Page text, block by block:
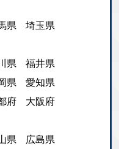
県
埼玉県
県
福井県
県
愛知県
府
大阪府
県
広島県